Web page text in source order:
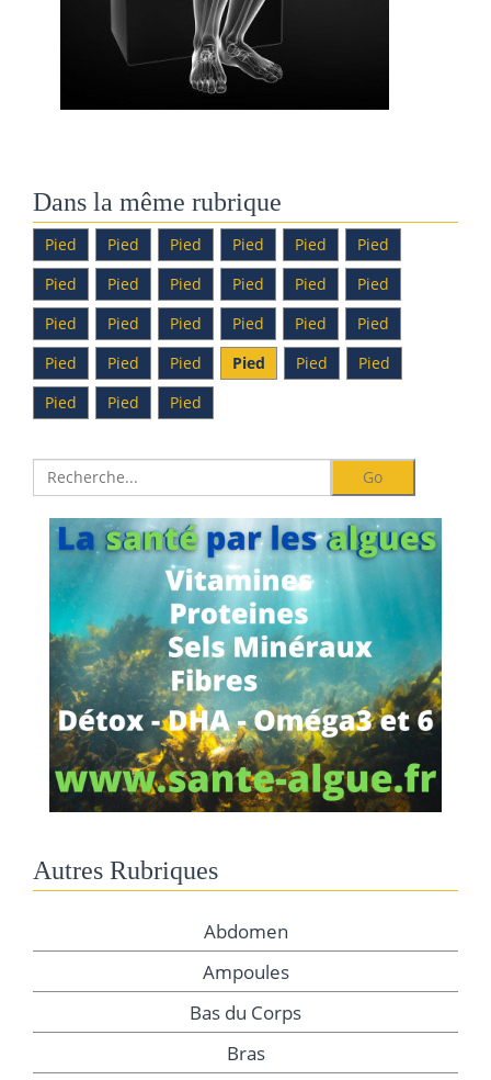
Dans la même rubrique
Pied Pied Pied Pied Pied
Pied
Pied
Pied Pied Pied Pied
Pied
Pied
Pied Pied Pied Pied
Pied
Pied
Pied Pied Pied Pied
Pied
Pied
Pied Pied
Autres Rubriques
Abdomen
Ampoules
Bas du Corps
Bras